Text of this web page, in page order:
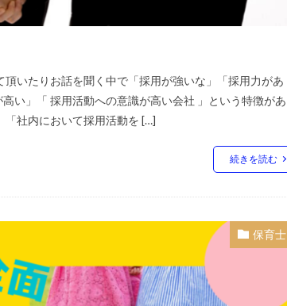
いたりお話を聞く中で「採用が強いな」「採用力があ
い」「 採用活動への意識が高い会社 」という特徴があ
「社内において採用活動を […]
続きを読む
保育士